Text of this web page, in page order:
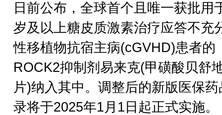
日前公布，全球首个且唯一获批用
岁及以上糖皮质激素治疗应答不充
性移植物抗宿主病(cGVHD)患者的
ROCK2抑制剂易来克(甲磺酸贝舒
片)纳入其中。调整后的新版医保药
录将于2025年1月1日起正式实施。